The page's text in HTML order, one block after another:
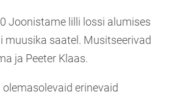
Joonistame lilli lossi alumises
muusika saatel. Musitseerivad
ja Peeter Klaas.
olemasolevaid erinevaid